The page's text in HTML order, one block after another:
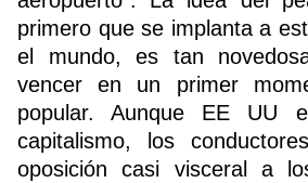
primero que se implanta a
el mundo, es tan
vencer en un primer
popular. Aunque EE UU
capitalismo, los
oposición casi visceral a